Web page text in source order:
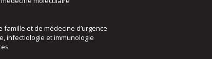
famille et de médecine d’urgence
infectiologie et immunologie